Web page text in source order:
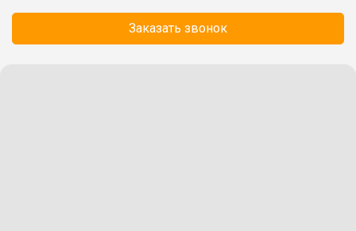
Заказать звонок